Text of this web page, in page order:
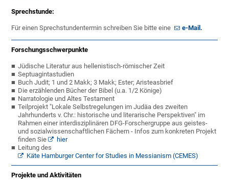
Sprechstunde:
Für einen Sprechstundentermin schreiben Sie bitte eine e-Mail.
Forschungsschwerpunkte
Jüdische Literatur aus hellenistisch-römischer Zeit
Septuagintastudien
Buch Judit; 1 und 2 Makk; 3 Makk; Ester; Aristeasbrief
Die erzählenden Bücher der Bibel (u.a. 1/2 Könige)
Narratologie und Altes Testament
Teilprojekt "Lokale Selbstregelungen im Judäa des zweiten
Jahrhunderts v. Chr.: historische und literarische Perspektiven" im
Rahmen einer interdisziplinären DFG-Forschergruppe aus geistes-
und sozialwissenschaftlichen Fächern - Infos zum konkreten Projekt
finden Sie
hier
Leitung des
Käte Hamburger Center for Studies in Messianism (CEMES)
Projekte und Aktivitäten